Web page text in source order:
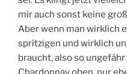
mir auch sonst keine
Aber wenn man wirklich
spritzigen und wirklich
braucht, also so